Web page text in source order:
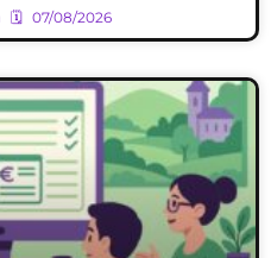
07/08/2026